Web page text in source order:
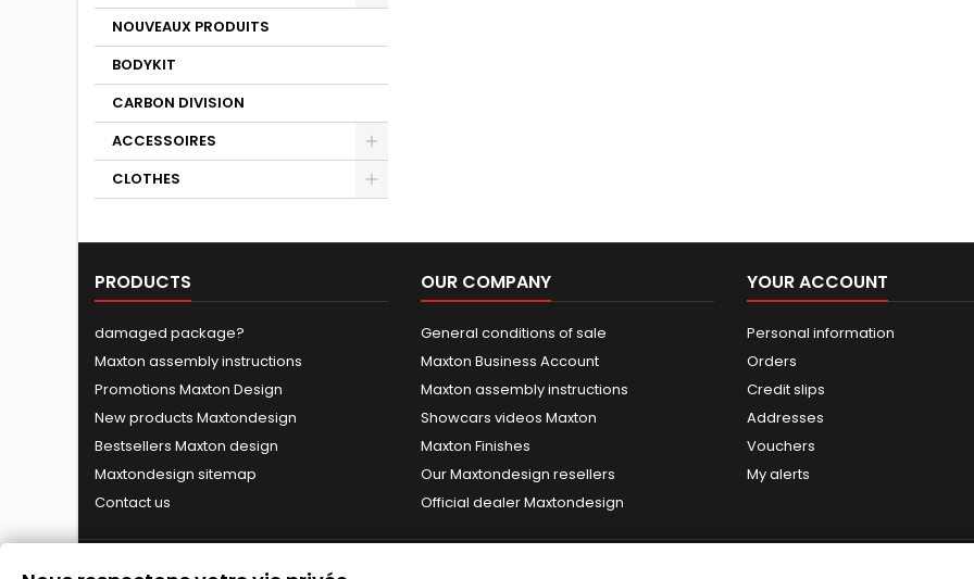
NOUVEAUX PRODUITS
BODYKIT
CARBON DIVISION
ACCESSOIRES
CLOTHES
PRODUCTS
damaged package?
Maxton assembly instructions
Promotions Maxton Design
New products Maxtondesign
Bestsellers Maxton design
Maxtondesign sitemap
Contact us
OUR COMPANY
General conditions of sale
Maxton Business Account
Maxton assembly instructions
Showcars videos Maxton
Maxton Finishes
Our Maxtondesign resellers
Official dealer Maxtondesign
YOUR ACCOUNT
Personal information
Orders
Credit slips
Addresses
Vouchers
My alerts